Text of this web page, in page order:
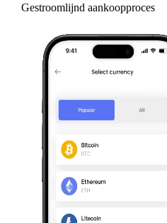
Gestroomlijnd aankoopproces